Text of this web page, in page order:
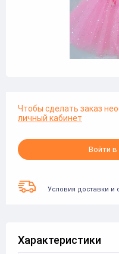
Чтобы сделать заказ
личный кабинет
Войти
Условия доставки и
Характеристики